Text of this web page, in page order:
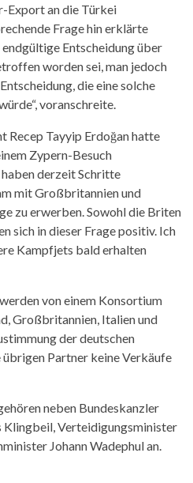
Export an die Türkei
Frage hin erklärte
Entscheidung über
worden sei, man jedoch
die eine solche
voranschreite.
Recep Tayyip Erdoğan hatte
Zypern-Besuch
derzeit Schritte
mit Großbritannien und
zu erwerben. Sowohl die Briten
sich in dieser Frage positiv. Ich
Kampfjets bald erhalten
von einem Konsortium
Großbritannien, Italien und
der deutschen
Partner keine Verkäufe
neben Bundeskanzler
Klingbeil, Verteidigungsminister
Johann Wadephul an.